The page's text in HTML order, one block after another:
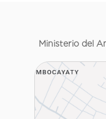
Ministerio del